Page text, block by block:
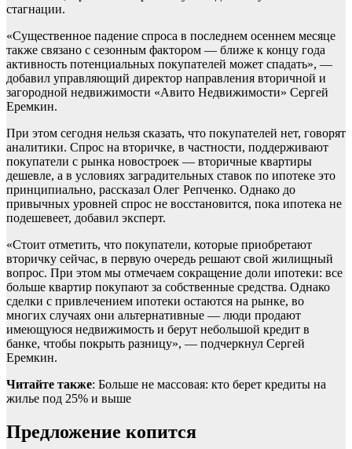
стагнации.
«Существенное падение спроса в последнем осеннем месяце
также связано с сезонным фактором — ближе к концу года
активность потенциальных покупателей может спадать», —
добавил управляющий директор направления вторичной и
загородной недвижимости «Авито Недвижимости» Сергей
Еремкин.
При этом сегодня нельзя сказать, что покупателей нет, говорят
аналитики. Спрос на вторичке, в частности, поддерживают
покупатели с рынка новостроек — вторичные квартиры
дешевле, а в условиях заградительных ставок по ипотеке это
принципиально, рассказал Олег Репченко. Однако до
привычных уровней спрос не восстановится, пока ипотека не
подешевеет, добавил эксперт.
«Стоит отметить, что покупатели, которые приобретают
вторичку сейчас, в первую очередь решают свой жилищный
вопрос. При этом мы отмечаем сокращение доли ипотеки: все
больше квартир покупают за собственные средства. Однако
сделки с привлечением ипотеки остаются на рынке, во
многих случаях они альтернативные — люди продают
имеющуюся недвижимость и берут небольшой кредит в
банке, чтобы покрыть разницу», — подчеркнул Сергей
Еремкин.
Читайте также: Больше не массовая: кто берет кредиты на
жилье под 25% и выше
Предложение копится